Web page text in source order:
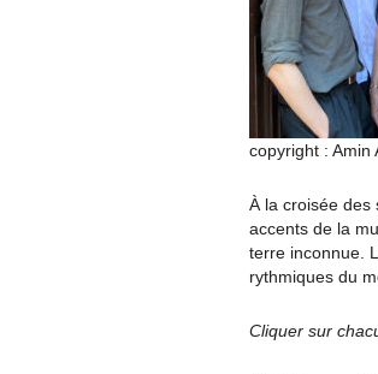
copyright : Amin
À la croisée des
accents de la
terre inconnue.
rythmiques du
Cliquer sur